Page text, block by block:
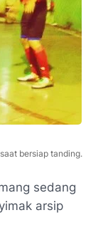
bersiap tanding.
sedang
arsip